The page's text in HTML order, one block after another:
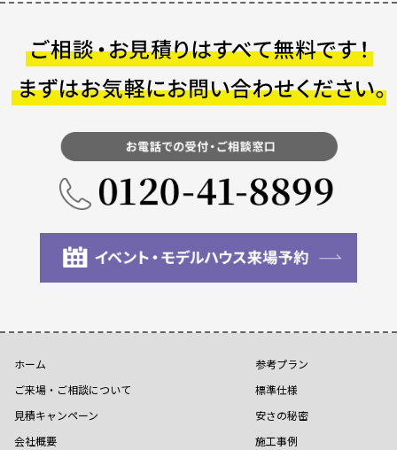
ホーム
ご来場・ご相談について
見積キャンペーン
会社概要
参考プラン
標準仕様
安さの秘密
施工事例